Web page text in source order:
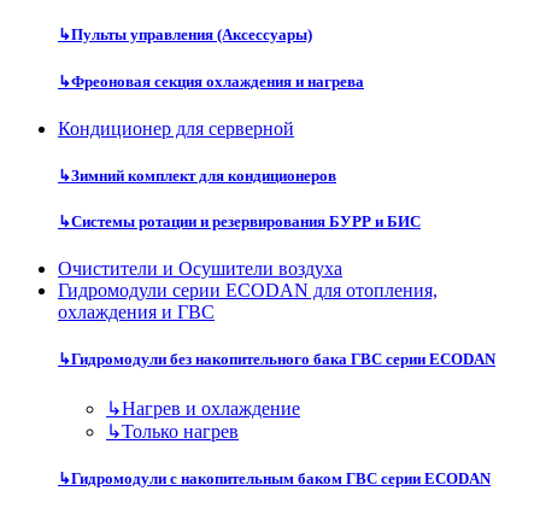
↳Пульты управления (Аксессуары)
↳Фреоновая секция охлаждения и нагрева
Кондиционер для серверной
↳Зимний комплект для кондиционеров
↳Системы ротации и резервирования БУРР и БИС
Очистители и Осушители воздуха
Гидромодули серии ECODAN для отопления,
охлаждения и ГВС
↳Гидромодули без накопительного бака ГВС серии ECODAN
↳Нагрев и охлаждение
↳Только нагрев
↳Гидромодули с накопительным баком ГВС серии ECODAN